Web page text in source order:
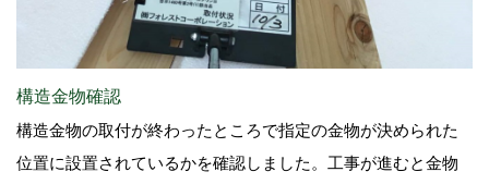
構造金物確認
構造金物の取付が終わったところで指定の金物が決められた
位置に設置されているかを確認しました。工事が進むと金物